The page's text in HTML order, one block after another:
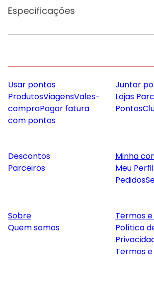
Especificações
Usar pontos
ProdutosViagensVales-
compraPagar fatura
com pontos
Juntar
Lojas
Pontos
Descontos
Parceiros
Minha
Meu Perfil
Pedidos
Sobre
Quem somos
Termos
Política
Termos